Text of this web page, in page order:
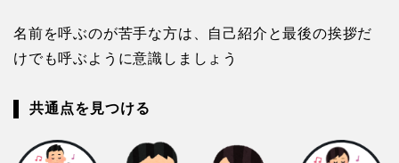
名前を呼ぶのが苦手な方は、自己紹介と最後の挨拶だ
けでも呼ぶように意識しましょう
共通点を見つける